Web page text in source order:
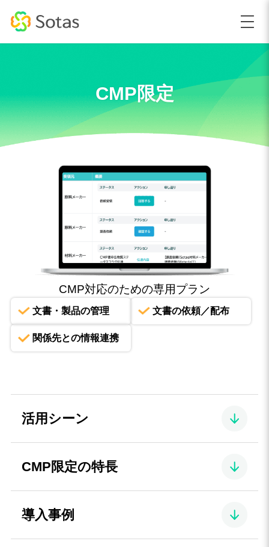
CMP限定
CMP対応のための専用プラン
文書・製品の管理 文書の依頼／配布
関係先との情報連携
活用シーン
CMP限定の特長
導入事例